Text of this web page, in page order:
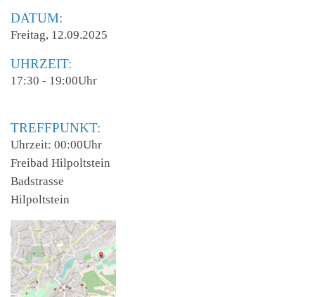
DATUM:
Freitag, 12.09.2025
UHRZEIT:
17:30 - 19:00Uhr
TREFFPUNKT:
Uhrzeit: 00:00Uhr
Freibad Hilpoltstein
Badstrasse
Hilpoltstein